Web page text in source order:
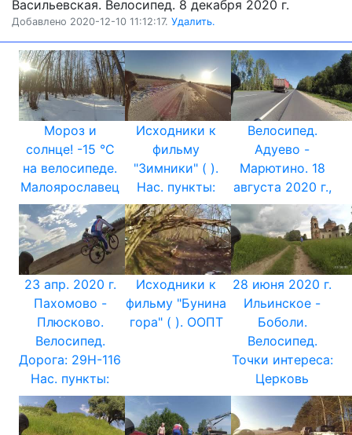
Васильевская. Велосипед. 8 декабря 2020 г.
Добавлено 2020-12-10 11:12:17. Удалить.
Мороз и
солнце! -15 °C
на велосипеде.
Малоярославец
Исходники к
фильму
"Зимники" ( ).
Нас. пункты:
Велосипед.
Адуево -
Марютино. 18
августа 2020 г.,
23 апр. 2020 г.
Пахомово -
Плюсково.
Велосипед.
Дорога: 29Н-116
Нас. пункты:
Исходники к
фильму "Бунина
гора" ( ). ООПТ
28 июня 2020 г.
Ильинское -
Боболи.
Велосипед.
Точки интереса:
Церковь